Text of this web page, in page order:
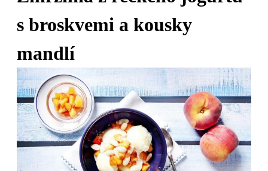
s broskvemi a kousky
mandlí